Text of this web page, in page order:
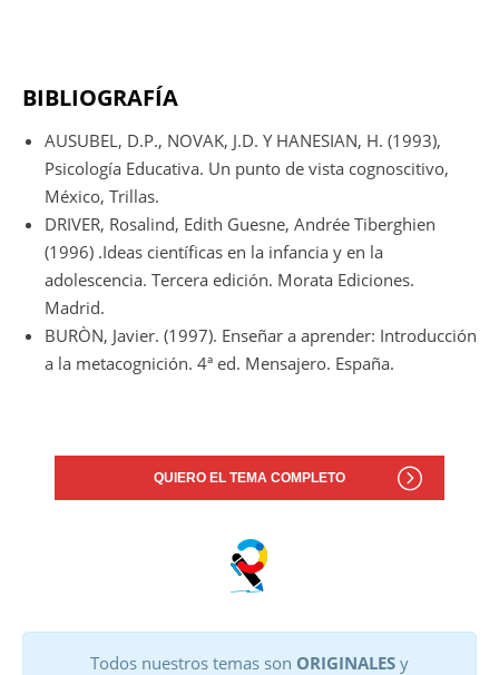
BIBLIOGRAFÍA
AUSUBEL, D.P., NOVAK, J.D. Y HANESIAN, H. (1993),
Psicología Educativa. Un punto de vista cognoscitivo,
México, Trillas.
DRIVER, Rosalind, Edith Guesne, Andrée Tiberghien
(1996) .Ideas científicas en la infancia y en la
adolescencia. Tercera edición. Morata Ediciones.
Madrid.
BURÒN, Javier. (1997). Enseñar a aprender: Introducción
a la metacognición. 4ª ed. Mensajero. España.
QUIERO EL TEMA COMPLETO
Todos nuestros temas son ORIGINALES y